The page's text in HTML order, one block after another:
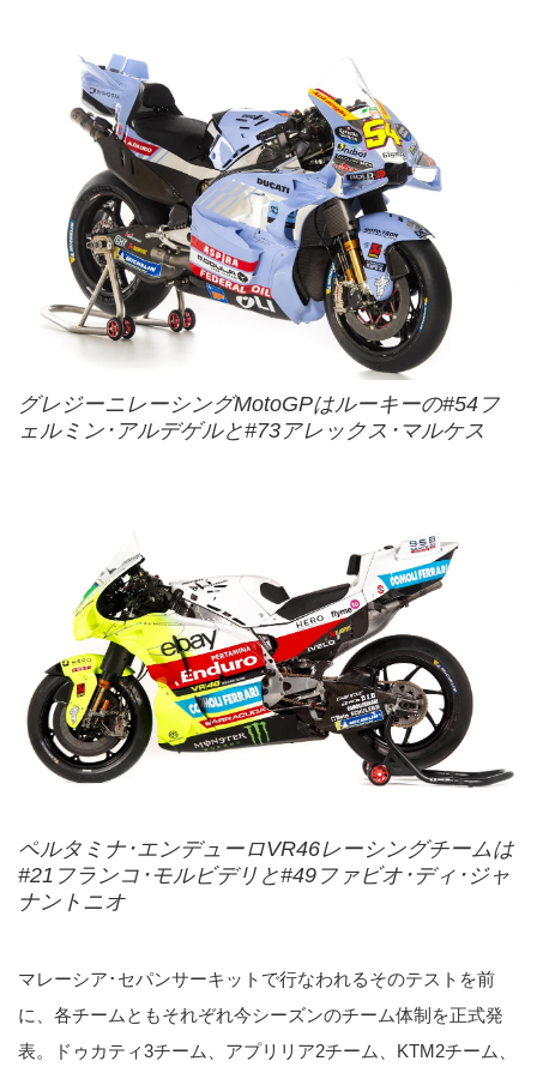
グレジーニレーシングMotoGPはルーキーの#54フ
ェルミン･アルデゲルと#73アレックス･マルケス
ペルタミナ･エンデューロVR46レーシングチームは
#21フランコ･モルビデリと#49ファビオ･ディ･ジャ
ナントニオ
マレーシア･セパンサーキットで行なわれるそのテストを前
に、各チームともそれぞれ今シーズンのチーム体制を正式発
表。ドゥカティ3チーム、アプリリア2チーム、KTM2チーム、